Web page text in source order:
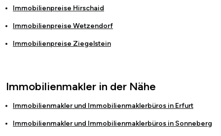
Immobilienpreise Hirschaid
Immobilienpreise Wetzendorf
Immobilienpreise Ziegelstein
Immobilienmakler in der Nähe
Immobilienmakler und Immobilienmaklerbüros in Erfurt
Immobilienmakler und Immobilienmaklerbüros in Sonneberg